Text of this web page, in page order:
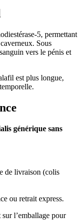
5, permettant
Sous
vers le pénis et
est plus longue,
générique sans
de livraison (colis
ou retrait express.
l’emballage pour